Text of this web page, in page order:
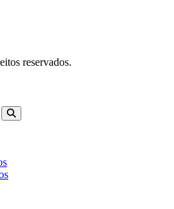
reservados.